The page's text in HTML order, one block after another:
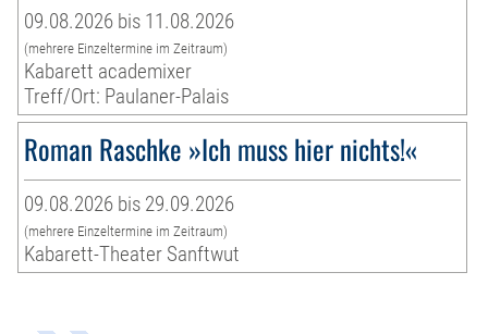
09.08.2026 bis 11.08.2026
(mehrere Einzeltermine im Zeitraum)
Kabarett academixer
Treff/Ort: Paulaner-Palais
Roman Raschke »Ich muss hier nichts!«
09.08.2026 bis 29.09.2026
(mehrere Einzeltermine im Zeitraum)
Kabarett-Theater Sanftwut